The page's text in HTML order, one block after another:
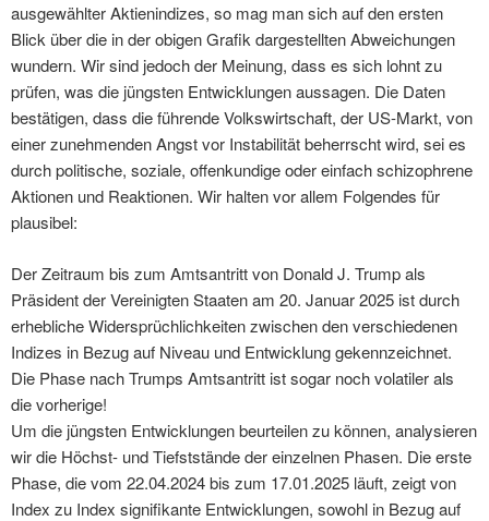
ausgewählter Aktienindizes, so mag man sich auf den ersten
Blick über die in der obigen Grafik dargestellten Abweichungen
wundern. Wir sind jedoch der Meinung, dass es sich lohnt zu
prüfen, was die jüngsten Entwicklungen aussagen. Die Daten
bestätigen, dass die führende Volkswirtschaft, der US-Markt, von
einer zunehmenden Angst vor Instabilität beherrscht wird, sei es
durch politische, soziale, offenkundige oder einfach schizophrene
Aktionen und Reaktionen. Wir halten vor allem Folgendes für
plausibel:
Der Zeitraum bis zum Amtsantritt von Donald J. Trump als
Präsident der Vereinigten Staaten am 20. Januar 2025 ist durch
erhebliche Widersprüchlichkeiten zwischen den verschiedenen
Indizes in Bezug auf Niveau und Entwicklung gekennzeichnet.
Die Phase nach Trumps Amtsantritt ist sogar noch volatiler als
die vorherige!
Um die jüngsten Entwicklungen beurteilen zu können, analysieren
wir die Höchst- und Tiefststände der einzelnen Phasen. Die erste
Phase, die vom 22.04.2024 bis zum 17.01.2025 läuft, zeigt von
Index zu Index signifikante Entwicklungen, sowohl in Bezug auf